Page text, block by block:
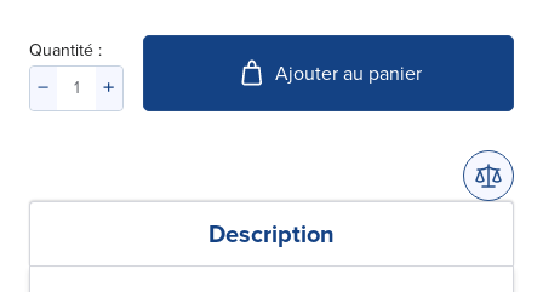
Quantité :
Ajouter au panier
Description